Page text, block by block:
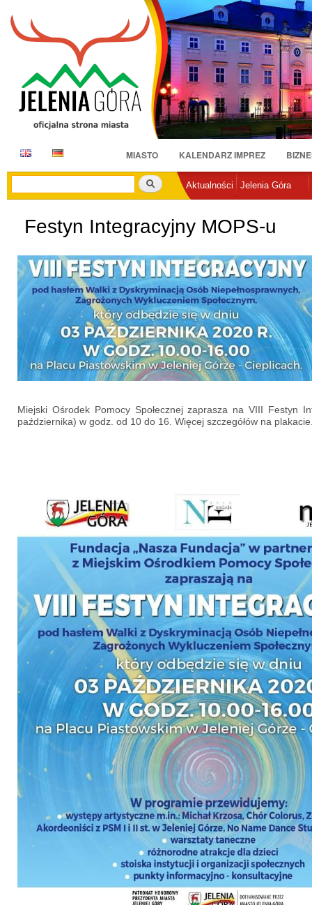
do
E
D
MIASTO KALENDARZ IMPREZ
Szukaj
Aktualności Jelenia Góra
Festyn Integracyjny MOPS-u
Miejski Ośrodek Pomocy Społecznej zaprasza na VIII Festyn
października) w godz. od 10 do 16. Więcej szczegółów na